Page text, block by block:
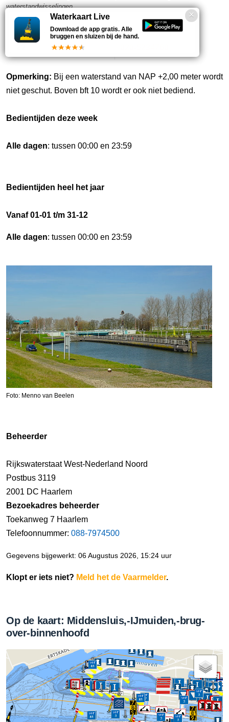
waterstandwisselingen
Marifoonkanaal
Telefoonnummer
Opmerking: Bij een waterstand van NAP +2,00 meter wordt
niet geschut. Boven bft 10 wordt er ook niet bediend.
Bedientijden deze week
Alle dagen: tussen 00:00 en 23:59
Bedientijden heel het jaar
Vanaf 01-01 t/m 31-12
Alle dagen: tussen 00:00 en 23:59
Foto: Menno van Beelen
Beheerder
Rijkswaterstaat West-Nederland Noord
Postbus 3119
2001 DC Haarlem
Bezoekadres beheerder
Toekanweg 7 Haarlem
Telefoonnummer: 088-7974500
Gegevens bijgewerkt: 06 Augustus 2026, 15:24 uur
Klopt er iets niet? Meld het de Vaarmelder.
Op de kaart: Middensluis,-IJmuiden,-brug-
over-binnenhoofd
Waterkaart Live
Download de app gratis. Alle
bruggen en sluizen bij de hand.